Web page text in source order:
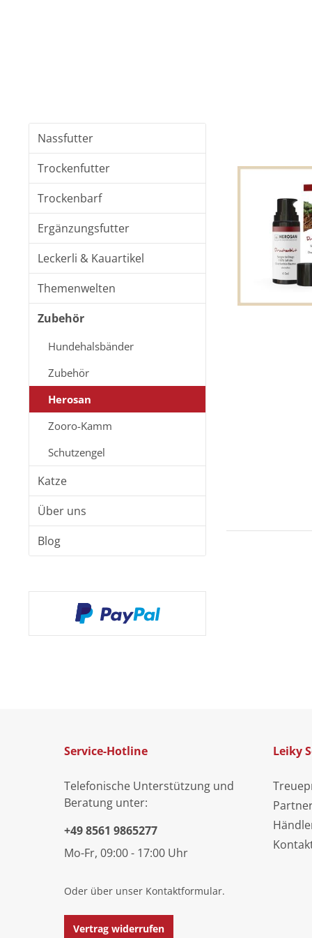
Nassfutter
Trockenfutter
Trockenbarf
Ergänzungsfutter
Leckerli & Kauartikel
Themenwelten
Zubehör
Hundehalsbänder
Zubehör
Herosan
Zooro-Kamm
Schutzengel
Katze
Über uns
Blog
Service-Hotline
Telefonische Unterstützung und
Beratung unter:
+49 8561 9865277
Mo-Fr, 09:00 - 17:00 Uhr
Oder über unser Kontaktformular.
Vertrag widerrufen
Leiky